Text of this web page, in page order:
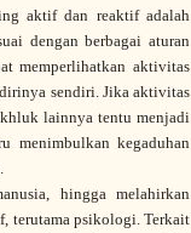
aktif dan reaktif adalah
dengan berbagai aturan
memperlihatkan aktivitas
sendiri. Jika aktivitas
lainnya tentu menjadi
menimbulkan kegaduhan
hingga melahirkan
terutama psikologi. Terkait